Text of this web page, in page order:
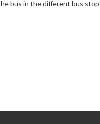
bus in the different bus